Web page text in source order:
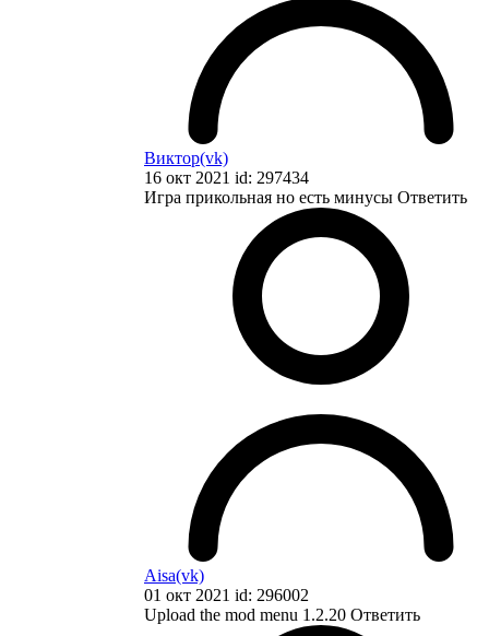
Виктор(vk)
16 окт 2021 id: 297434
Игра прикольная но есть минусы Ответить
Aisa(vk)
01 окт 2021 id: 296002
Upload the mod menu 1.2.20 Ответить